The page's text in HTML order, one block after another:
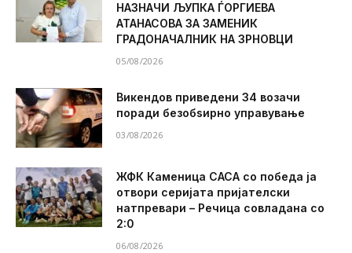
НАЗНАЧИ ЉУПКА ЃОРГИЕВА
АТАНАСОВА ЗА ЗАМЕНИК
ГРАДОНАЧАЛНИК НА ЗРНОВЦИ
05/08/2026
Викендов приведени 34 возачи
поради безобѕирно управување
03/08/2026
ЖФК Каменица САСА со победа ја
отвори серијата пријателски
натпревари – Речица совладана со
2:0
06/08/2026